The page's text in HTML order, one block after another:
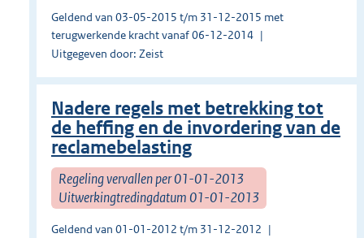
Geldend van 03-05-2015 t/m 31-12-2015 met
terugwerkende kracht vanaf 06-12-2014
Uitgegeven door: Zeist
Nadere regels met betrekking tot
de heffing en de invordering van de
reclamebelasting
Regeling vervallen per 01-01-2013
Uitwerkingtredingdatum 01-01-2013
Geldend van 01-01-2012 t/m 31-12-2012